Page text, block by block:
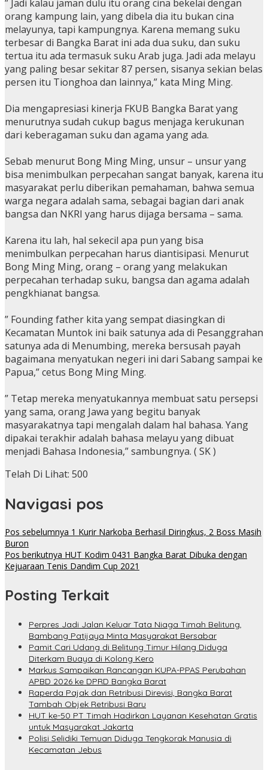
” Jadi kalau jaman dulu itu orang cina bekelai dengan
orang kampung lain, yang dibela dia itu bukan cina
melayunya, tapi kampungnya. Karena memang suku
terbesar di Bangka Barat ini ada dua suku, dan suku
tertua itu ada termasuk suku Arab juga. Jadi ada melayu
yang paling besar sekitar 87 persen, sisanya sekian belas
persen itu Tionghoa dan lainnya,” kata Ming Ming.
Dia mengapresiasi kinerja FKUB Bangka Barat yang
menurutnya sudah cukup bagus menjaga kerukunan
dari keberagaman suku dan agama yang ada.
Sebab menurut Bong Ming Ming, unsur – unsur yang
bisa menimbulkan perpecahan sangat banyak, karena itu
masyarakat perlu diberikan pemahaman, bahwa semua
warga negara adalah sama, sebagai bagian dari anak
bangsa dan NKRI yang harus dijaga bersama – sama.
Karena itu lah, hal sekecil apa pun yang bisa
menimbulkan perpecahan harus diantisipasi. Menurut
Bong Ming Ming, orang – orang yang melakukan
perpecahan terhadap suku, bangsa dan agama adalah
pengkhianat bangsa.
” Founding father kita yang sempat diasingkan di
Kecamatan Muntok ini baik satunya ada di Pesanggrahan
satunya ada di Menumbing, mereka bersusah payah
bagaimana menyatukan negeri ini dari Sabang sampai ke
Papua,” cetus Bong Ming Ming.
” Tetap mereka menyatukannya membuat satu persepsi
yang sama, orang Jawa yang begitu banyak
masyarakatnya tapi mengalah dalam hal bahasa. Yang
dipakai terakhir adalah bahasa melayu yang dibuat
menjadi Bahasa Indonesia,” sambungnya. ( SK )
Telah Di Lihat: 500
Navigasi pos
Pos sebelumnya 1 Kurir Narkoba Berhasil Diringkus, 2 Boss Masih
Buron
Pos berikutnya HUT Kodim 0431 Bangka Barat Dibuka dengan
Kejuaraan Tenis Dandim Cup 2021
Posting Terkait
Perpres Jadi Jalan Keluar Tata Niaga Timah Belitung,
Bambang Patijaya Minta Masyarakat Bersabar
Pamit Cari Udang di Belitung Timur Hilang Diduga
Diterkam Buaya di Kolong Kero
Markus Sampaikan Rancangan KUPA-PPAS Perubahan
APBD 2026 ke DPRD Bangka Barat
Raperda Pajak dan Retribusi Direvisi, Bangka Barat
Tambah Objek Retribusi Baru
HUT ke-50 PT Timah Hadirkan Layanan Kesehatan Gratis
untuk Masyarakat Jakarta
Polisi Selidiki Temuan Diduga Tengkorak Manusia di
Kecamatan Jebus